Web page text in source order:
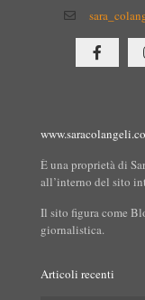
È una proprietà di
all’interno del sito
Il sito figura come
giornalistica.
Articoli recenti